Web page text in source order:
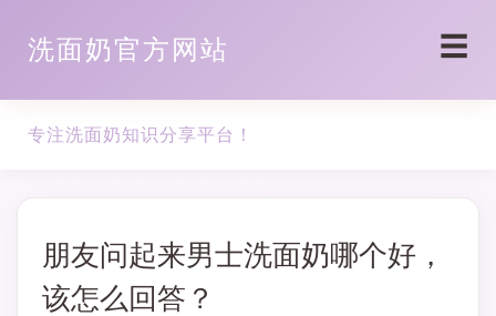
洗面奶官方网站 ☰
专注洗面奶知识分享平台！
朋友问起来男士洗面奶哪个好，
该怎么回答？